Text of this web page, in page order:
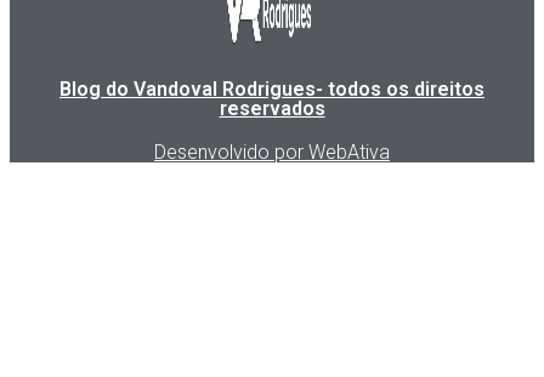
Blog do Vandoval Rodrigues- todos os direitos
reservados
Desenvolvido por WebAtiva